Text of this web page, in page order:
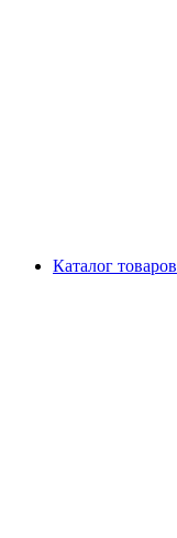
Каталог товаров